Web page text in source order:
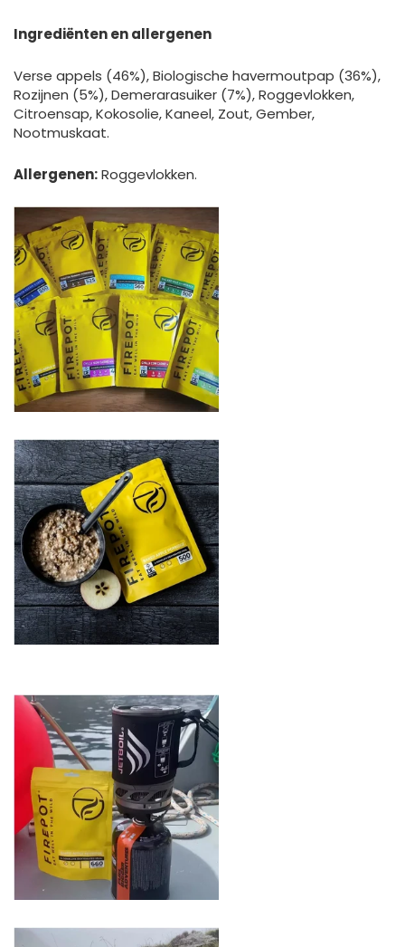
Ingrediënten en allergenen
Verse appels (46%), Biologische havermoutpap (36%),
Rozijnen (5%), Demerarasuiker (7%), Roggevlokken,
Citroensap, Kokosolie, Kaneel, Zout, Gember,
Nootmuskaat.
Allergenen:Roggevlokken.